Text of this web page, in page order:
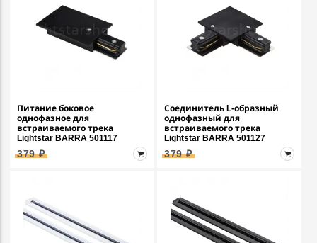
Питание боковое
однофазное для
встраиваемого трека
Lightstar BARRA 501117
379 ₽
Соединитель L-образный
однофазный для
встраиваемого трека
Lightstar BARRA 501127
379 ₽